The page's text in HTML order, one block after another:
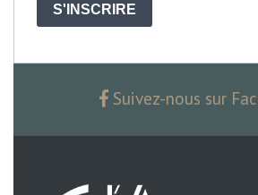
S'INSCRIRE
Suivez-nous sur